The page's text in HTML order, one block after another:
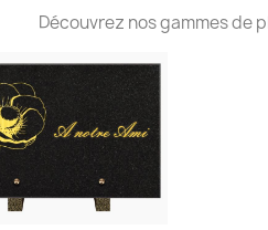
Découvrez nos gammes de